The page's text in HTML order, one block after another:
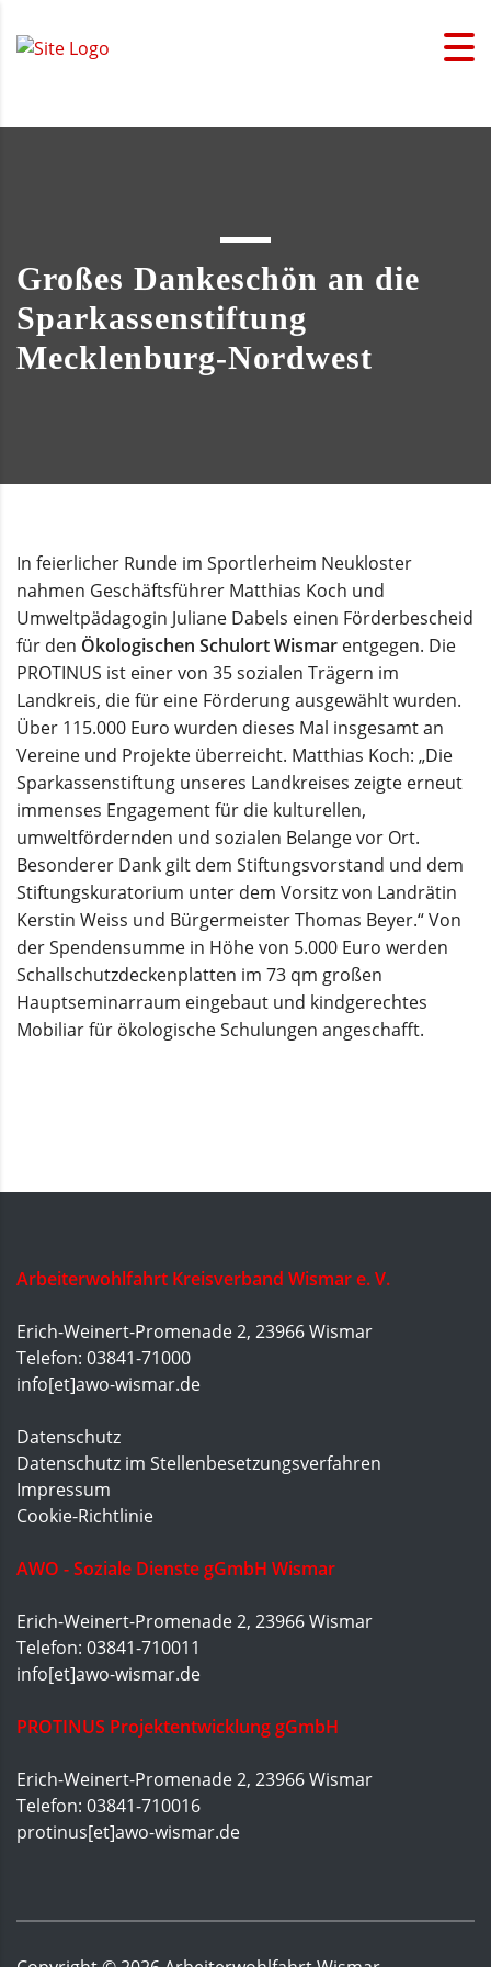
Großes Dankeschön an die
Sparkassenstiftung
Mecklenburg-Nordwest
In feierlicher Runde im Sportlerheim Neukloster
nahmen Geschäftsführer Matthias Koch und
Umweltpädagogin Juliane Dabels einen Förderbescheid
für den Ökologischen Schulort Wismar entgegen. Die
PROTINUS ist einer von 35 sozialen Trägern im
Landkreis, die für eine Förderung ausgewählt wurden.
Über 115.000 Euro wurden dieses Mal insgesamt an
Vereine und Projekte überreicht. Matthias Koch: „Die
Sparkassenstiftung unseres Landkreises zeigte erneut
immenses Engagement für die kulturellen,
umweltfördernden und sozialen Belange vor Ort.
Besonderer Dank gilt dem Stiftungsvorstand und dem
Stiftungskuratorium unter dem Vorsitz von Landrätin
Kerstin Weiss und Bürgermeister Thomas Beyer.“ Von
der Spendensumme in Höhe von 5.000 Euro werden
Schallschutzdeckenplatten im 73 qm großen
Hauptseminarraum eingebaut und kindgerechtes
Mobiliar für ökologische Schulungen angeschafft.
Arbeiterwohlfahrt Kreisverband Wismar e. V.
Erich-Weinert-Promenade 2, 23966 Wismar
Telefon: 03841-71000
info[et]awo-wismar.de
Datenschutz
Datenschutz im Stellenbesetzungsverfahren
Impressum
Cookie-Richtlinie
AWO - Soziale Dienste gGmbH Wismar
Erich-Weinert-Promenade 2, 23966 Wismar
Telefon: 03841-710011
info[et]awo-wismar.de
PROTINUS Projektentwicklung gGmbH
Erich-Weinert-Promenade 2, 23966 Wismar
Telefon: 03841-710016
protinus[et]awo-wismar.de